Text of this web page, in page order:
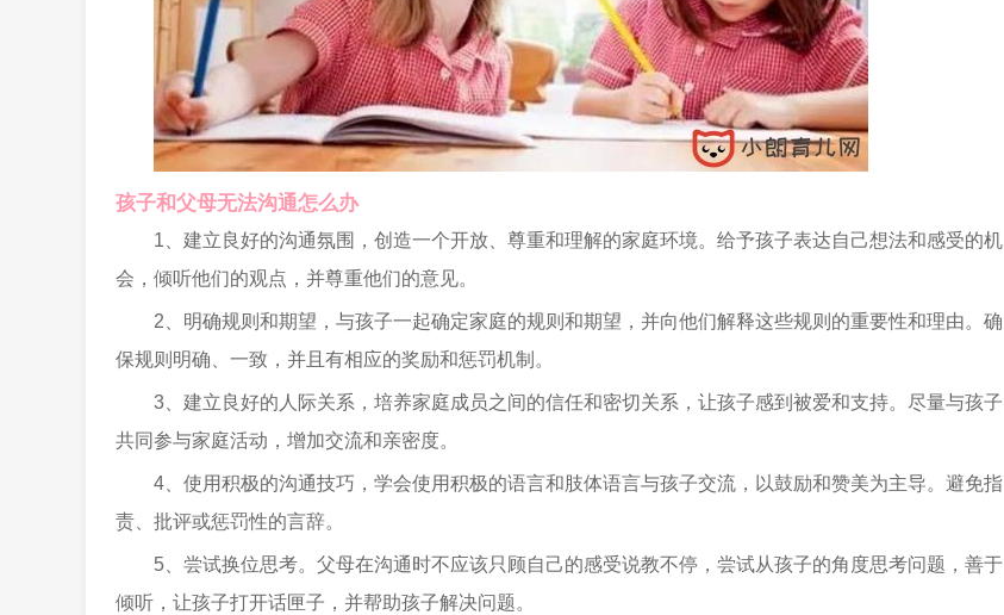
孩子和父母无法沟通怎么办
1、建立良好的沟通氛围，创造一个开放、尊重和理解的家庭环境。给予孩子表达自己想法和感受的机
会，倾听他们的观点，并尊重他们的意见。
2、明确规则和期望，与孩子一起确定家庭的规则和期望，并向他们解释这些规则的重要性和理由。确
保规则明确、一致，并且有相应的奖励和惩罚机制。
3、建立良好的人际关系，培养家庭成员之间的信任和密切关系，让孩子感到被爱和支持。尽量与孩子
共同参与家庭活动，增加交流和亲密度。
4、使用积极的沟通技巧，学会使用积极的语言和肢体语言与孩子交流，以鼓励和赞美为主导。避免指
责、批评或惩罚性的言辞。
5、尝试换位思考。父母在沟通时不应该只顾自己的感受说教不停，尝试从孩子的角度思考问题，善于
倾听，让孩子打开话匣子，并帮助孩子解决问题。